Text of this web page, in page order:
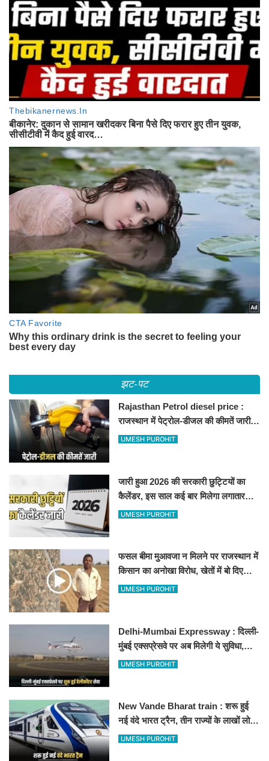
झट-पट
Rajasthan Petrol diesel price :
राजस्थान में पेट्रोल-डीजल की कीमतें जारी,
जानिए बीकानेर समेत पुरे प्रदेश में नए रेट
UMESH PUROHIT
जारी हुआ 2026 की सरकारी छुट्टियों का
कैलेंडर, इस साल कई बार मिलेगा लगातार
अवकाश, देखें
UMESH PUROHIT
फसल बीमा मुआवजा न मिलने पर राजस्थान में
किसान का अनोखा विरोध, खेतों में बो दिए
500-500 रुपए के नोट, वीडियो वायरल
UMESH PUROHIT
Delhi-Mumbai Expressway : दिल्ली-
मुंबई एक्सप्रेसवे पर अब मिलेगी ये सुविधा,
हेलीकॉप्टर सर्विस से तुरंत घायल पहुंचेगा
UMESH PUROHIT
New Vande Bharat train : शरू हुई
नई वंदे भारत ट्रैन, तीन राज्यों के लाखों लोगों
का सफर होगा आसान, देखें पूरा रूटमैप
UMESH PUROHIT